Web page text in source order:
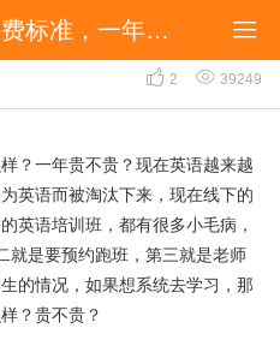

深圳必克英语收费标准，一年贵不贵？
准，一年贵不贵？
 2  39249
？一年贵不贵？现在英语越来越
英语而被淘汰下来，现在线下的
英语培训班，都有很多小毛病，
就是要预约跑班，第三就是老师
的情况，如果想系统去学习，那
？贵不贵？